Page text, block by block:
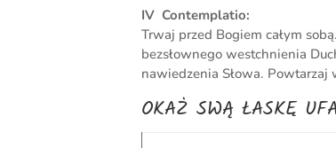
IV Contemplatio:
Trwaj przed Bogiem całym
bezsłownego westchnienia
nawiedzenia Słowa. Powtarzaj
OKAŻ SWĄ ŁASKĘ